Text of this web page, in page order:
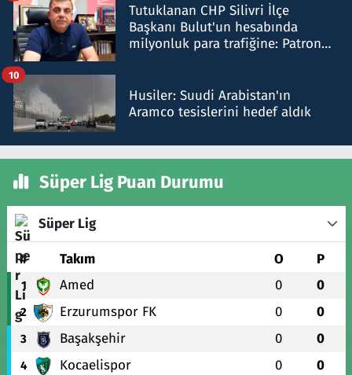
Tutuklanan CHP Silivri İlçe
Başkanı Bulut'un hesabında
milyonluk para trafiğine: Patron
Husiler: Suudi Arabistan'ın
Aramco tesislerini hedef aldık
10
Süper Lig Puan Durumu
Süper Lig
# Takım O P
1 Amed 0 0
2 Erzurumspor FK 0 0
3 Başakşehir 0 0
4 Kocaelispor 0 0